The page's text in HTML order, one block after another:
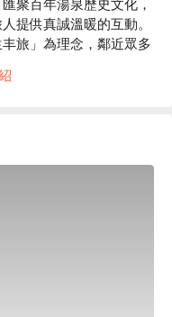
提供真誠溫暖的互動。
旅」為理念，鄰近眾多
您在繁華都市中，輕鬆
之地，更是藝術創作交
窗連接坐臥沙發，與暖
間充滿自然光線。伴隨
心境緩慢而平和。